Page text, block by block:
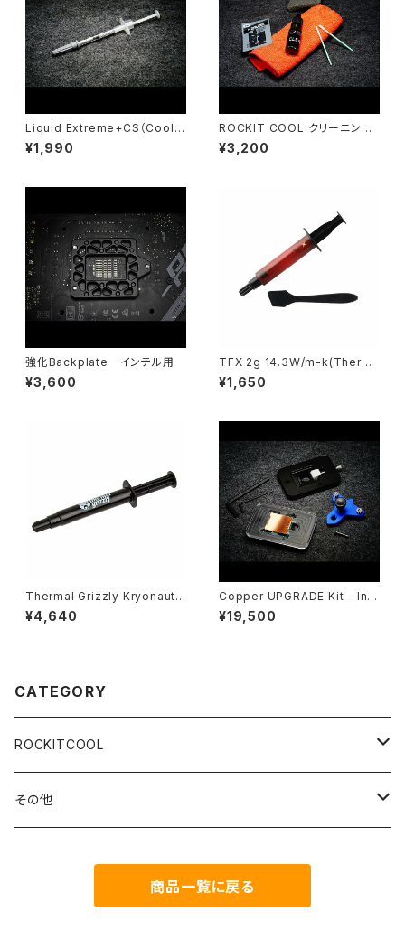
Liquid Extreme+CS（Coolla
boratory ）
¥1,990
ROCKIT COOL クリーニング
キット
¥3,200
強化Backplate インテル用
¥3,600
TFX 2g 14.3W/m-k(Therma
lright)
¥1,650
Thermal Grizzly Kryonaut t
hermal compound - 11.1gra
ms / 3ml
¥4,640
Copper UPGRADE Kit - Inte
l 9th Gen（9th Gen Copper
Upgrade Kit）
¥19,500
CATEGORY
ROCKITCOOL
Delid＆Relid
その他
商品一覧に戻る